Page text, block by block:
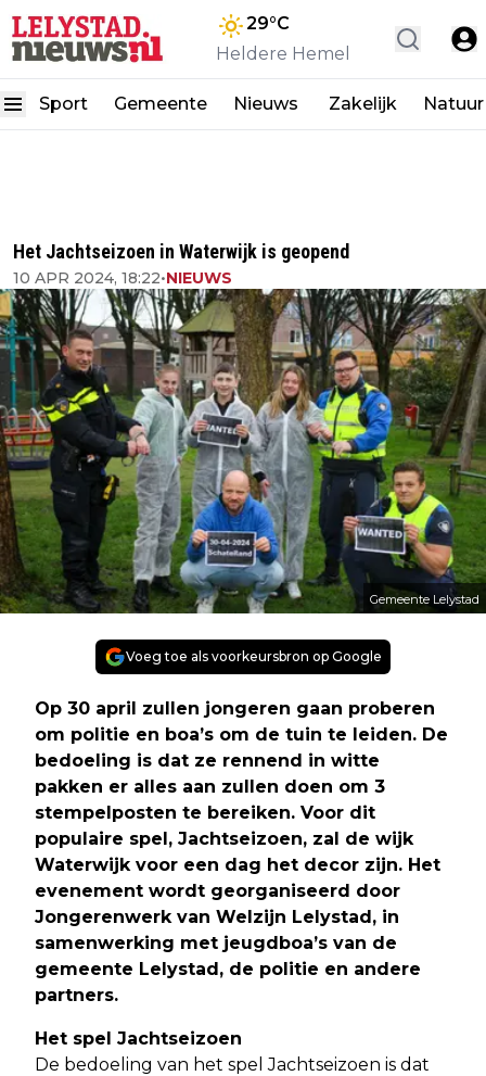
29°C
Heldere Hemel
Sport Gemeente Nieuws Zakelijk Natuur
Het Jachtseizoen in Waterwijk is geopend
10 APR 2024, 18:22•NIEUWS
Gemeente Lelystad
Voeg toe als voorkeursbron op Google
Op 30 april zullen jongeren gaan proberen
om politie en boa’s om de tuin te leiden. De
bedoeling is dat ze rennend in witte
pakken er alles aan zullen doen om 3
stempelposten te bereiken. Voor dit
populaire spel, Jachtseizoen, zal de wijk
Waterwijk voor een dag het decor zijn. Het
evenement wordt georganiseerd door
Jongerenwerk van Welzijn Lelystad, in
samenwerking met jeugdboa’s van de
gemeente Lelystad, de politie en andere
partners.
Het spel Jachtseizoen
De bedoeling van het spel Jachtseizoen is dat